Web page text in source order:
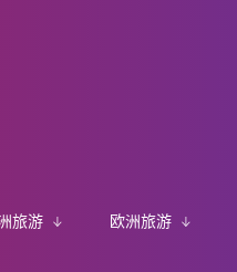
旅游 欧洲旅游